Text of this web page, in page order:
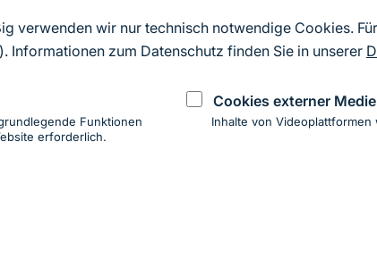
verwenden wir nur technisch notwendige Cookies.
). Informationen zum Datenschutz finden Sie in unserer
Funktionen
erforderlich.
Cookies externer
Inhalte von
monitoring and to identify potential knowledge
EU nature restoration targets. To this end, several
from 13 EU member states.